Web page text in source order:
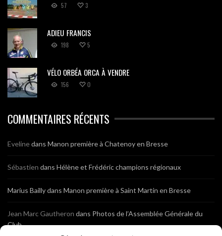
57 3
ADIEU FRANCIS
198 5
VÉLO ORBÉA ORCA À VENDRE
156 0
COMMENTAIRES RÉCENTS
Evelinedans Manon première à Chatenoy en Bresse
Sébastien dans Hélène et Frédéric champions régionaux
Marius Baillydans Manon première à Saint Martin en Bresse
Jean Marc Gautheron dans Photos de l’Assemblée Générale du
Club